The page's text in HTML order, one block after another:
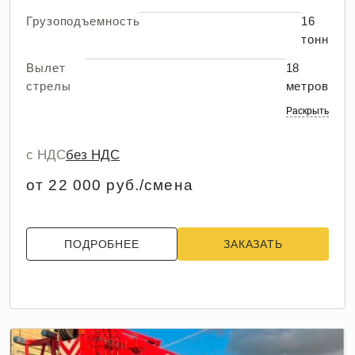
Грузоподъемность
16
тонн
Вылет
стрелы
18
метров
Раскрыть
с НДСбез НДС
от 22 000 руб./смена
ПОДРОБНЕЕ ЗАКАЗАТЬ